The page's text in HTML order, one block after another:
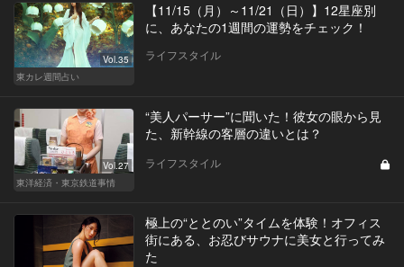
Vol.35
東カレ週間占い
【11/15（月）～11/21（日）】12星座別
に、あなたの1週間の運勢をチェック！
ライフスタイル
Vol.27
東洋経済・東京鉄道事情
“美人パーサー”に聞いた！彼女の眼から見
た、新幹線の客層の違いとは？
ライフスタイル
極上の“ととのい”タイムを体験！オフィス
街にある、お忍びサウナに美女と行ってみ
た